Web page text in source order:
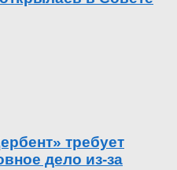
требует
дело из-за